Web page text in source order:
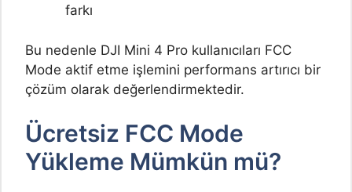
farkı
Bu nedenle DJI Mini 4 Pro kullanıcıları FCC
Mode aktif etme işlemini performans artırıcı bir
çözüm olarak değerlendirmektedir.
Ücretsiz FCC Mode
Yükleme Mümkün mü?